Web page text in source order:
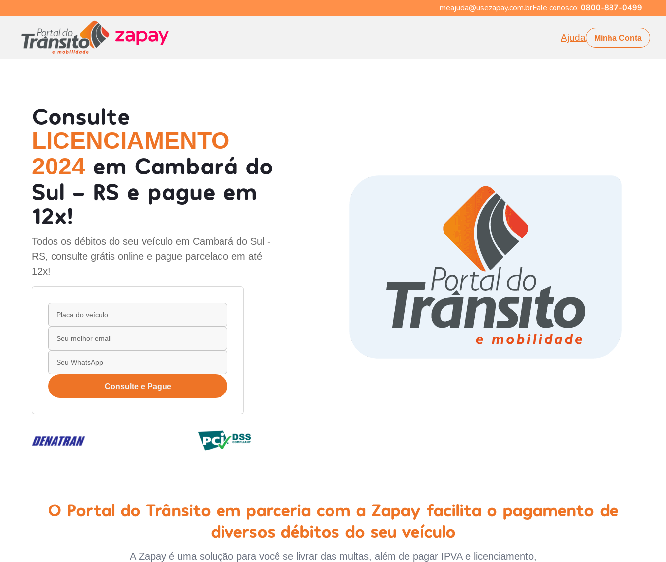
meajuda@usezapay.com.brFale conosco: 0800-887-0499
Ajuda Minha Conta
Consulte
LICENCIAMENTO
2024 em Cambará do
Sul - RS e pague em
12x!
Todos os débitos do seu veículo em Cambará do Sul -
RS, consulte grátis online e pague parcelado em até
12x!
Consulte e Pague
O Portal do Trânsito em parceria com a Zapay facilita o pagamento de
diversos débitos do seu veículo
A Zapay é uma solução para você se livrar das multas, além de pagar IPVA e licenciamento,